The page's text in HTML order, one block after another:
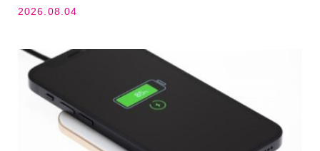
2026.08.04